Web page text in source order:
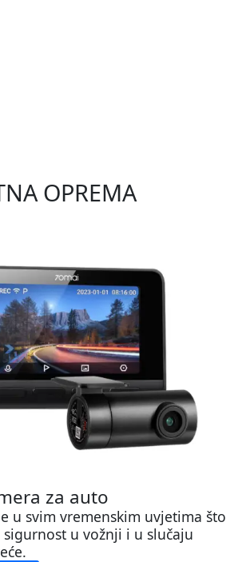
OPREMA
za auto
u svim vremenskim uvjetima što
u vožnji i u slučaju